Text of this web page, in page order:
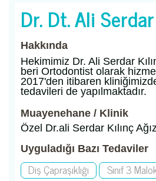
Dr. Dt. Ali
Hakkında
Hekimimiz Dr. Ali Serdar
beri Ortodontist olarak
2017'den itibaren
tedavileri de yapılmaktadır.
Muayenehane / Klinik
Özel Dr.ali Serdar Kılınç
Uyguladığı Bazı Tedaviler
Diş Çapraşıklığı
Sınıf 3